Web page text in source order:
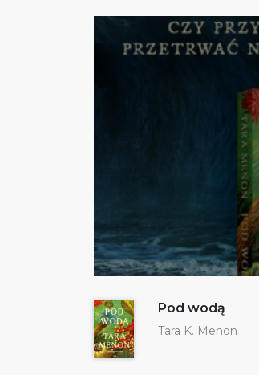
Pod wodą
Tara K. Menon